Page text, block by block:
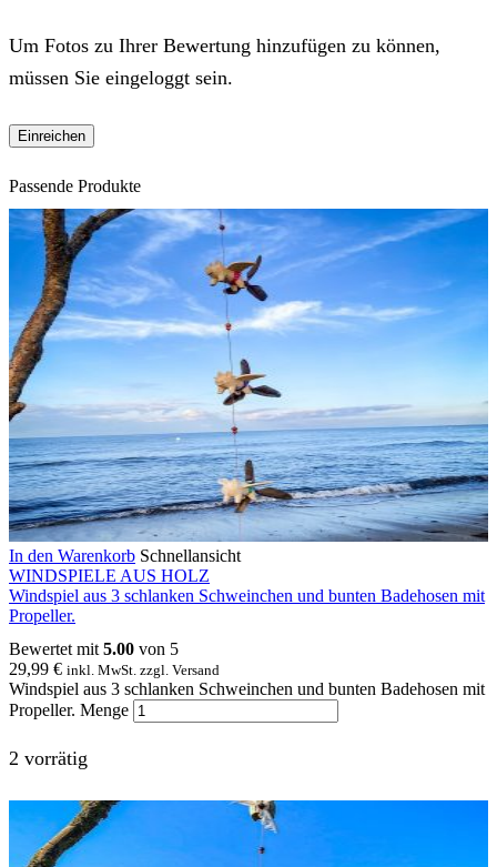
Um Fotos zu Ihrer Bewertung hinzufügen zu können,
müssen Sie eingeloggt sein.
Passende Produkte
In den Warenkorb Schnellansicht
WINDSPIELE AUS HOLZ
Windspiel aus 3 schlanken Schweinchen und bunten Badehosen mit
Propeller.
Bewertet mit 5.00 von 5
29,99 € inkl. MwSt. zzgl. Versand
Windspiel aus 3 schlanken Schweinchen und bunten Badehosen mit
Propeller. Menge
2 vorrätig